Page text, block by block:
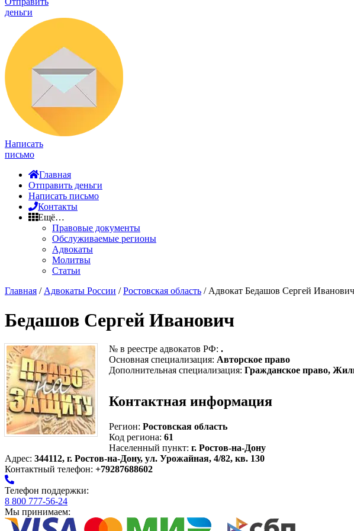
деньги
Написать
письмо
Главная
Отправить деньги
Написать письмо
Контакты
Ещё…
Правовые документы
Обслуживаемые регионы
Адвокаты
Молитвы
Статьи
Главная / Адвокаты России /Ростовская область / Адвокат Бедашов Сергей Иванович
Бедашов Сергей Иванович
№ в реестре адвокатов РФ: .
Основная специализация: Авторское право
Дополнительная специализация: Гражданское право,
Контактная информация
Регион: Ростовская область
Код региона: 61
Населенный пункт: г. Ростов-на-Дону
Адрес: 344112, г. Ростов-на-Дону, ул. Урожайная, 4/82, кв. 130
Контактный телефон: +79287688602
Телефон поддержки:
8 800 777-56-24
Мы принимаем: